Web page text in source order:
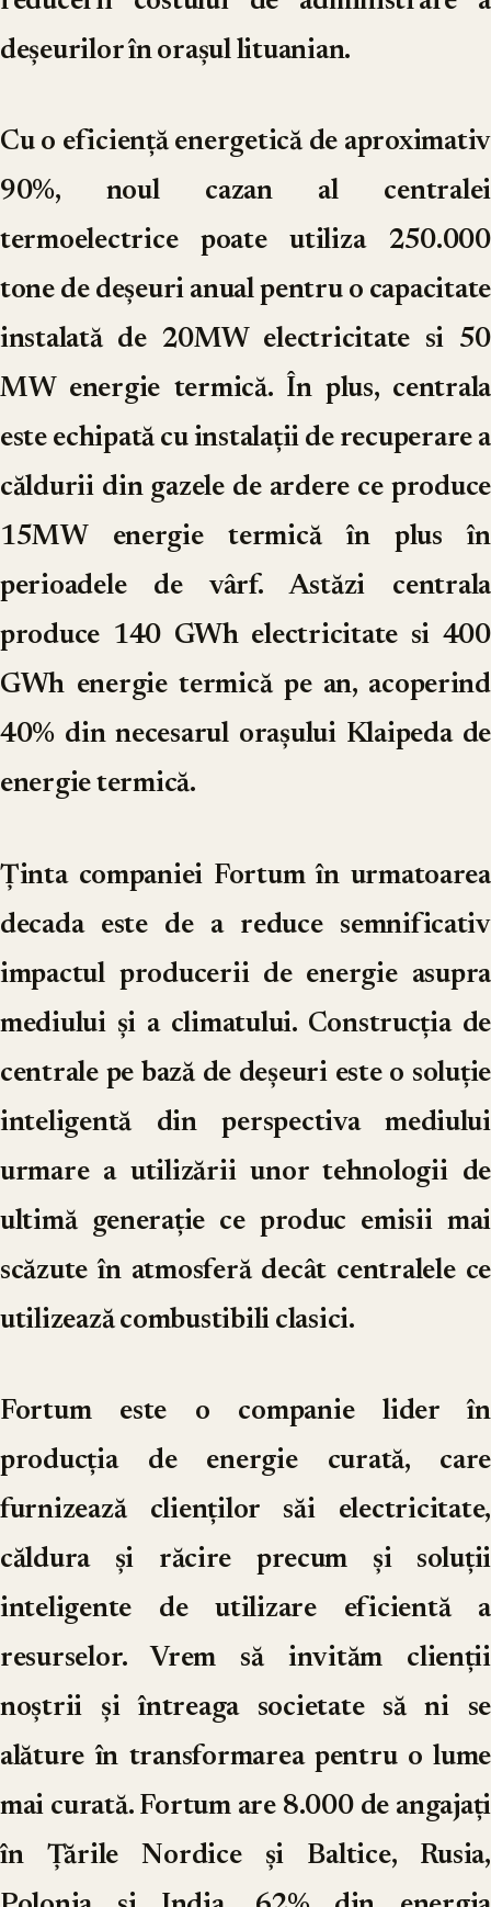
deșeurilor în orașul lituanian.
Cu o eficiență energetică de aproximativ
90%, noul cazan al centralei
termoelectrice poate utiliza 250.000
tone de deșeuri anual pentru o capacitate
instalată de 20MW electricitate si 50
MW energie termică. În plus, centrala
este echipată cu instalații de recuperare a
căldurii din gazele de ardere ce produce
15MW energie termică în plus în
perioadele de vârf. Astăzi centrala
produce 140 GWh electricitate si 400
GWh energie termică pe an, acoperind
40% din necesarul orașului Klaipeda de
energie termică.
Ținta companiei Fortum în urmatoarea
decada este de a reduce semnificativ
impactul producerii de energie asupra
mediului și a climatului. Construcția de
centrale pe bază de deșeuri este o soluție
inteligentă din perspectiva mediului
urmare a utilizării unor tehnologii de
ultimă generație ce produc emisii mai
scăzute în atmosferă decât centralele ce
utilizează combustibili clasici.
Fortum este o companie lider în
producția de energie curată, care
furnizează clienților săi electricitate,
căldura și răcire precum și soluții
inteligente de utilizare eficientă a
resurselor. Vrem să invităm clienții
noștrii și întreaga societate să ni se
alăture în transformarea pentru o lume
mai curată. Fortum are 8.000 de angajați
în Țările Nordice și Baltice, Rusia,